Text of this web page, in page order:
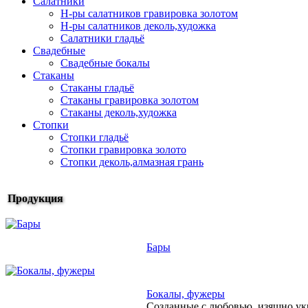
Н-ры салатников гравировка золотом
Н-ры салатников деколь,художка
Салатники гладьё
Свадебные
Свадебные бокалы
Стаканы
Стаканы гладьё
Стаканы гравировка золотом
Стаканы деколь,художка
Стопки
Стопки гладьё
Стопки гравировка золото
Стопки деколь,алмазная грань
Продукция
Бары
Бокалы, фужеры